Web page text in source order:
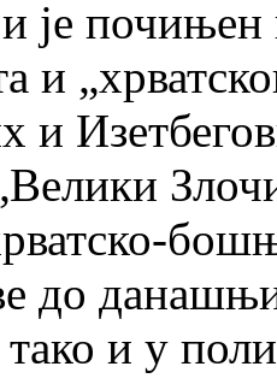
је
и
и
до
и у